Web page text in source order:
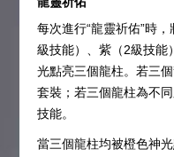
每次進行“龍靈祈佑”時
級技能）、紫（2級技能
光點亮三個龍柱。若三
套裝；若三個龍柱為不
技能。
當三個龍柱均被橙色神